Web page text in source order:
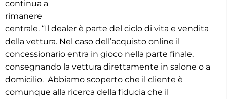
continua a
rimanere
centrale. “Il dealer è parte del ciclo di vita e vendita
della vettura. Nel caso dell’acquisto online il
concessionario entra in gioco nella parte finale,
consegnando la vettura direttamente in salone o a
domicilio. Abbiamo scoperto che il cliente è
comunque alla ricerca della fiducia che il